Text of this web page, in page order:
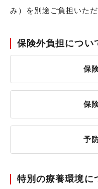
み）を別途ご負担いただ
保険外負担につい
保
保
予
特別の療養環境に